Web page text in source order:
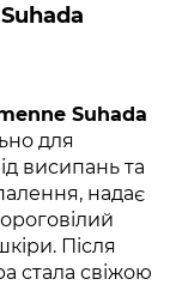
Suhada
для
висипань та
надає
Після
стала свіжою